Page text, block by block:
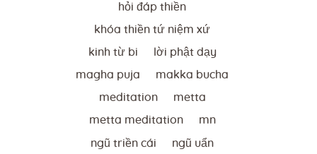
hỏi đáp thiền
khóa thiền tứ niệm xứ
kinh từ bi lời phật dạy
magha puja makka bucha
meditation metta
metta meditation mn
ngũ triền cái ngũ uẩn